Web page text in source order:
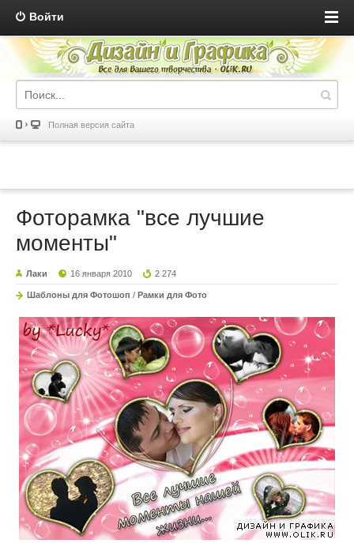
Войти
Полная версия сайта
Фоторамка "все лучшие
моменты"
Лаки 16 января 2010 2 274
Шаблоны для Фотошоп / Рамки для Фото